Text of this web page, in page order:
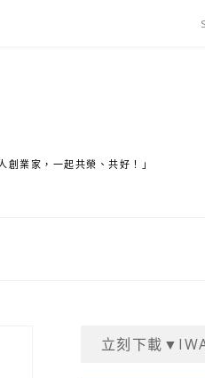
業家，一起共榮、共好！」
立刻下載